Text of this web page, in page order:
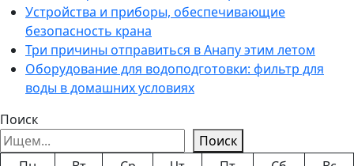
Устройства и приборы, обеспечивающие
безопасность крана
Три причины отправиться в Анапу этим летом
Оборудование для водоподготовки: фильтр для
воды в домашних условиях
Поиск
Поиск